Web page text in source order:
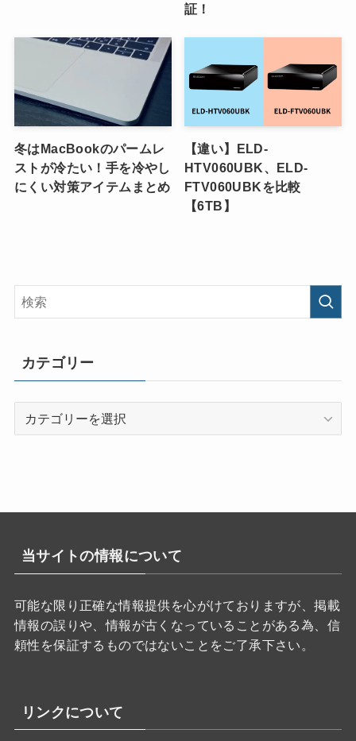
証！
冬はMacBookのパームレ
ストが冷たい！手を冷やし
にくい対策アイテムまとめ
【違い】ELD-
HTV060UBK、ELD-
FTV060UBKを比較
【6TB】
カテゴリー
当サイトの情報について
可能な限り正確な情報提供を心がけておりますが、掲載
情報の誤りや、情報が古くなっていることがある為、信
頼性を保証するものではないことをご了承下さい。
リンクについて